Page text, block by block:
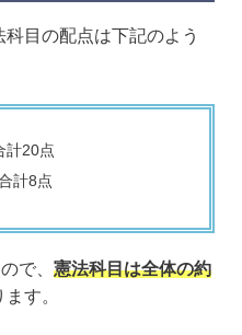
目の配点は下記のよう
計20点
計8点
で、 憲法科目は全体の約
す。